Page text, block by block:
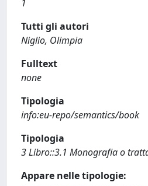
1
Tutti gli autori
Niglio, Olimpia
Fulltext
none
Tipologia
info:eu-repo/semantics/book
Tipologia
3 Libro::3.1 Monografia o
Appare nelle tipologie: